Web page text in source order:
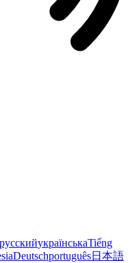
русскийукраїнськаTiếng
Deutschportuguês日本語